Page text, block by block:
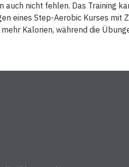
auch nicht fehlen. Das Training
eines Step-Aerobic Kurses mit
Kalorien, während die